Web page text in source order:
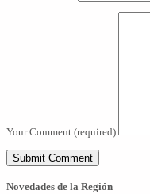
Your Comment (required)
Novedades de la Región